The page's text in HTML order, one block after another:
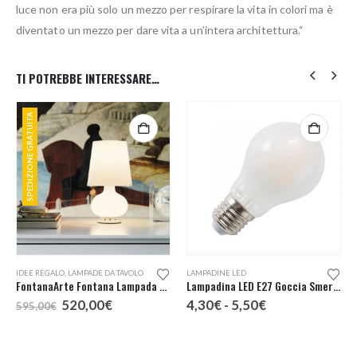
luce non era più solo un mezzo per respirare la vita in colori ma è
diventato un mezzo per dare vita a un’intera architettura.“
TI POTREBBE INTERESSARE…
SPEDIZIONE GRATUITA
IDEE REGALO, LAMPADE DA TAVOLO
FontanaArte Fontana Lampada Tavolo Piccola
595,00€ Il
prezzo
520,00€Il
LAMPADINE LED
Lampadina LED E27 Goccia Smerigliata
4,30€ - 5,50€Fascia